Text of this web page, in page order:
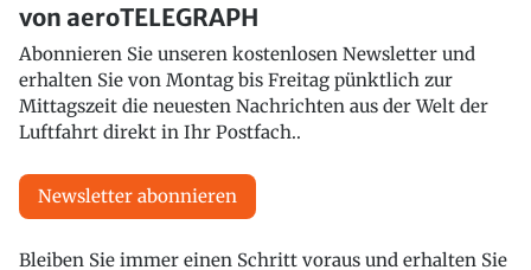
von aeroTELEGRAPH
Abonnieren Sie unseren kostenlosen Newsletter und
erhalten Sie von Montag bis Freitag pünktlich zur
Mittagszeit die neuesten Nachrichten aus der Welt der
Luftfahrt direkt in Ihr Postfach..
Newsletter abonnieren
Bleiben Sie immer einen Schritt voraus und erhalten Sie